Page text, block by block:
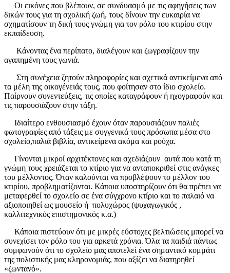
Οι εικόνες που βλέπουν, σε συνδυασμό με τις αφηγήσεις των
δικών τους για τη σχολική ζωή, τους δίνουν την ευκαιρία να
σχηματίσουν τη δική τους γνώμη για τον ρόλο του κτιρίου στην
εκπαίδευση.
Κάνοντας ένα περίπατο, διαλέγουν και ζωγραφίζουν την
αγαπημένη τους γωνιά.
Στη συνέχεια ζητούν πληροφορίες και σχετικά αντικείμενα από
τα μέλη της οικογένειάς τους, που φοίτησαν στο ίδιο σχολείο.
Παίρνουν συνεντεύξεις, τις οποίες καταγράφουν ή ηχογραφούν και
τις παρουσιάζουν στην τάξη.
Ιδιαίτερο ενθουσιασμό έχουν όταν παρουσιάζουν παλιές
φωτογραφίες από τάξεις με συγγενικά τους πρόσωπα μέσα στο
σχολείο,παλιά βιβλία, αντικείμενα ακόμα και ρούχα.
Γίνονται μικροί αρχιτέκτονες και σχεδιάζουν αυτά που κατά τη
γνώμη τους χρειάζεται το κτίριο για να ανταποκριθεί στις ανάγκες
του μέλλοντος. Όταν καλούνται να προβλέψουν το μέλλον του
κτιρίου, προβληματίζονται. Κάποια υποστηρίζουν ότι θα πρέπει να
μεταφερθεί το σχολείο σε ένα σύγχρονο κτίριο και το παλαιό να
αξιοποιηθεί ως μουσείο ή πολυχώρος (ψυχαγωγικός ,
καλλιτεχνικός επιστημονικός κ.α.)
Κάποια πιστεύουν ότι με μικρές εύστοχες βελτιώσεις μπορεί να
συνεχίσει τον ρόλο του για αρκετά χρόνια. Όλα τα παιδιά πάντως
συμφωνούν ότι το σχολείο μας αποτελεί ένα σημαντικό κομμάτι
της πολιστικής μας κληρονομιάς, που αξίζει να διατηρηθεί
«ζωντανό».